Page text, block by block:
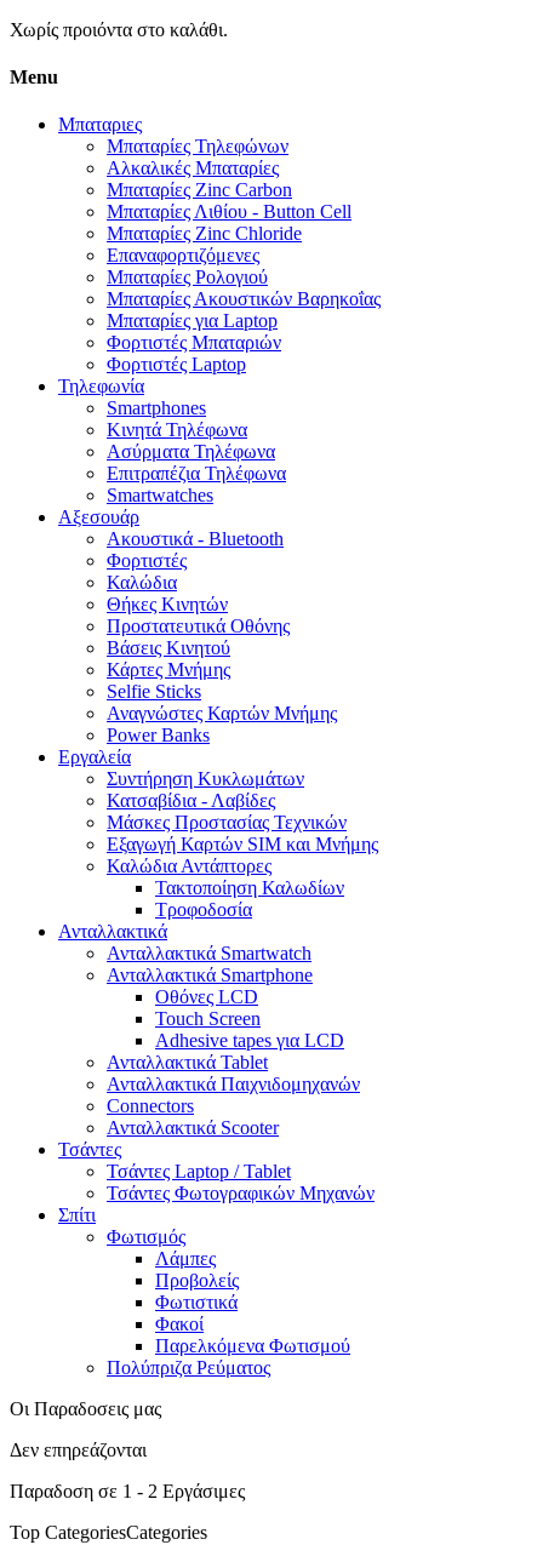
Χωρίς προιόντα στο καλάθι.
Menu
Μπαταριες
Μπαταρίες Τηλεφώνων
Αλκαλικές Μπαταρίες
Μπαταρίες Zinc Carbon
Μπαταρίες Λιθίου - Button Cell
Μπαταρίες Zinc Chloride
Επαναφορτιζόμενες
Μπαταρίες Ρολογιού
Μπαταρίες Ακουστικών Βαρηκοΐας
Μπαταρίες για Laptop
Φορτιστές Μπαταριών
Φορτιστές Laptop
Τηλεφωνία
Smartphones
Κινητά Τηλέφωνα
Ασύρματα Τηλέφωνα
Επιτραπέζια Τηλέφωνα
Smartwatches
Αξεσουάρ
Ακουστικά - Bluetooth
Φορτιστές
Καλώδια
Θήκες Κινητών
Προστατευτικά Οθόνης
Βάσεις Κινητού
Κάρτες Μνήμης
Selfie Sticks
Αναγνώστες Καρτών Μνήμης
Power Banks
Εργαλεία
Συντήρηση Κυκλωμάτων
Κατσαβίδια - Λαβίδες
Μάσκες Προστασίας Τεχνικών
Εξαγωγή Καρτών SIM και Μνήμης
Καλώδια Αντάπτορες
Τακτοποίηση Καλωδίων
Τροφοδοσία
Ανταλλακτικά
Ανταλλακτικά Smartwatch
Ανταλλακτικά Smartphone
Οθόνες LCD
Touch Screen
Adhesive tapes για LCD
Ανταλλακτικά Tablet
Ανταλλακτικά Παιχνιδομηχανών
Connectors
Ανταλλακτικά Scooter
Τσάντες
Τσάντες Laptop / Tablet
Τσάντες Φωτoγραφικών Μηχανών
Σπίτι
Φωτισμός
Λάμπες
Προβολείς
Φωτιστικά
Φακοί
Παρελκόμενα Φωτισμού
Πολύπριζα Ρεύματος
Οι Παραδοσεις μας
Δεν επηρεάζονται
Παραδοση σε 1 - 2 Εργάσιμες
Top CategoriesCategories